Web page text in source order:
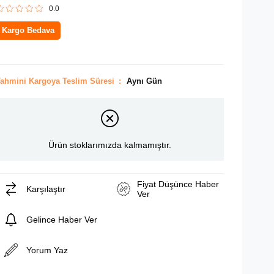
0.0
Kargo Bedava
Kargoya Teslim Süresi : Aynı Gün
Ürün stoklarımızda kalmamıştır.
Karşılaştır
Fiyat Düşünce Haber
Ver
Gelince Haber Ver
Yorum Yaz